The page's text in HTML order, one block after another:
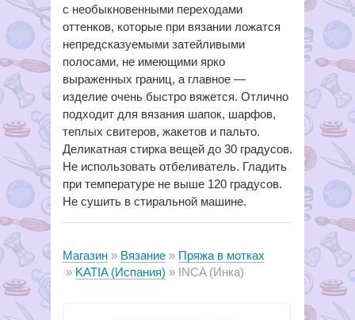
с необыкновенными переходами
оттенков, которые при вязании ложатся
непредсказуемыми затейливыми
полосами, не имеющими ярко
выраженных границ, а главное —
изделие очень быстро вяжется. Отлично
подходит для вязания шапок, шарфов,
теплых свитеров, жакетов и пальто.
Деликатная стирка вещей до 30 градусов.
Не использовать отбеливатель. Гладить
при температуре не выше 120 градусов.
Не сушить в стиральной машине.
Магазин Вязание
Пряжа в мотках
KATIA (Испания)
INCA (Инка)